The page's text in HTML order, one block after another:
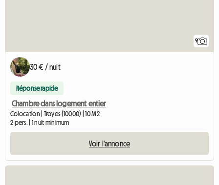
9
30 € / nuit
Réponse rapide
Chambre dans logement entier
Colocation | Troyes (10000) | 10 M2
2 pers. | 1 nuit minimum
Voir l'annonce